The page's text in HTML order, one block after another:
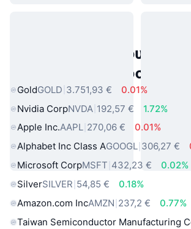
Δημοφιλή περιουσιακά
πραγματικού κόσμου
GoldGOLD 3.751,93 €
0.01%
Nvidia CorpNVDA 192,57 €
1.72%
Apple Inc.AAPL 270,06 €
0.01%
Alphabet Inc Class AGOOGL 306,27 €
Microsoft CorpMSFT 432,23 €
0.02%
SilverSILVER 54,85 €
0.18%
Amazon.com IncAMZN 237,2 €
0.77%
Taiwan Semiconductor Manufacturing